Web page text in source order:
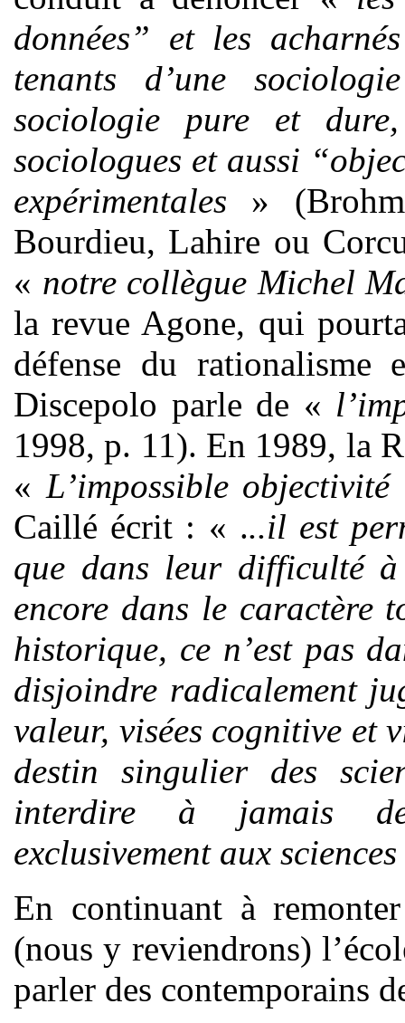
données” et les
tenants d’une
sociologie pure et
sociologues et aussi
expérimentales »
Bourdieu, Lahire ou
« notre collègue Michel
la revue Agone, qui
défense du rationalisme
Discepolo parle de «
1998, p. 11). En 1989, la
« L’impossible objectivité
Caillé écrit : « ...il est
que dans leur difficulté
encore dans le caractère
historique, ce n’est pas
disjoindre radicalement
valeur, visées cognitive et
destin singulier des
interdire à jamais
exclusivement aux sciences
En continuant à
(nous y reviendrons)
parler des contemporains